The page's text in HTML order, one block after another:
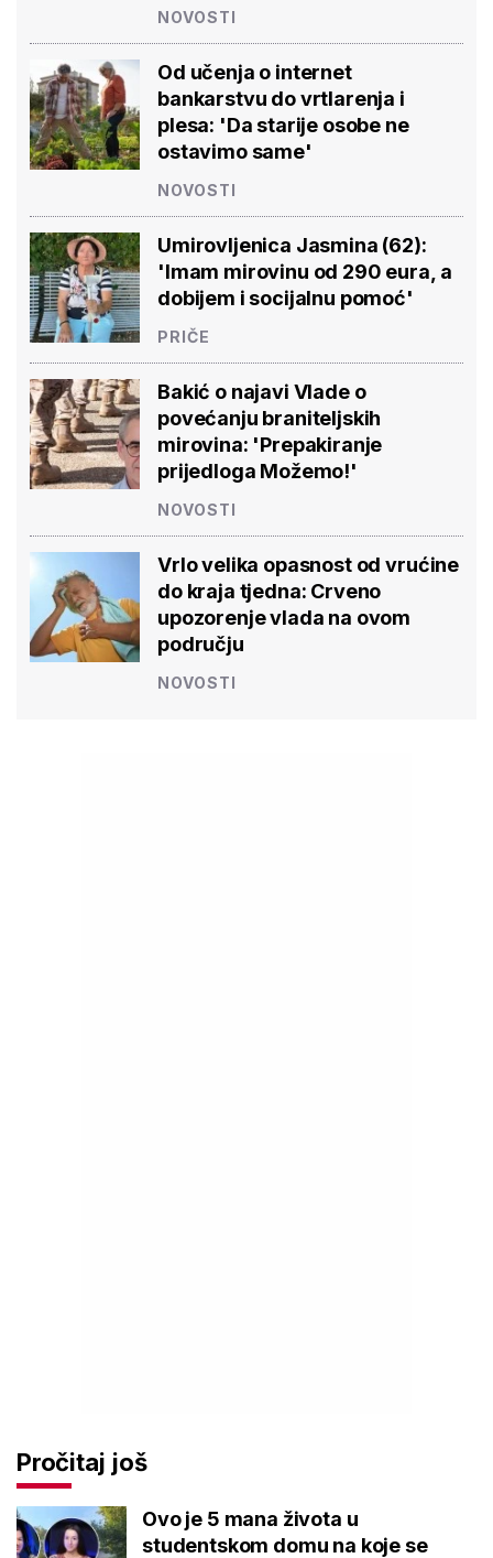
NOVOSTI
Od učenja o internet
bankarstvu do vrtlarenja i
plesa: 'Da starije osobe ne
ostavimo same'
NOVOSTI
Umirovljenica Jasmina (62):
'Imam mirovinu od 290 eura, a
dobijem i socijalnu pomoć'
PRIČE
Bakić o najavi Vlade o
povećanju braniteljskih
mirovina: 'Prepakiranje
prijedloga Možemo!'
NOVOSTI
Vrlo velika opasnost od vrućine
do kraja tjedna: Crveno
upozorenje vlada na ovom
području
NOVOSTI
Pročitaj još
Ovo je 5 mana života u
studentskom domu na koje se